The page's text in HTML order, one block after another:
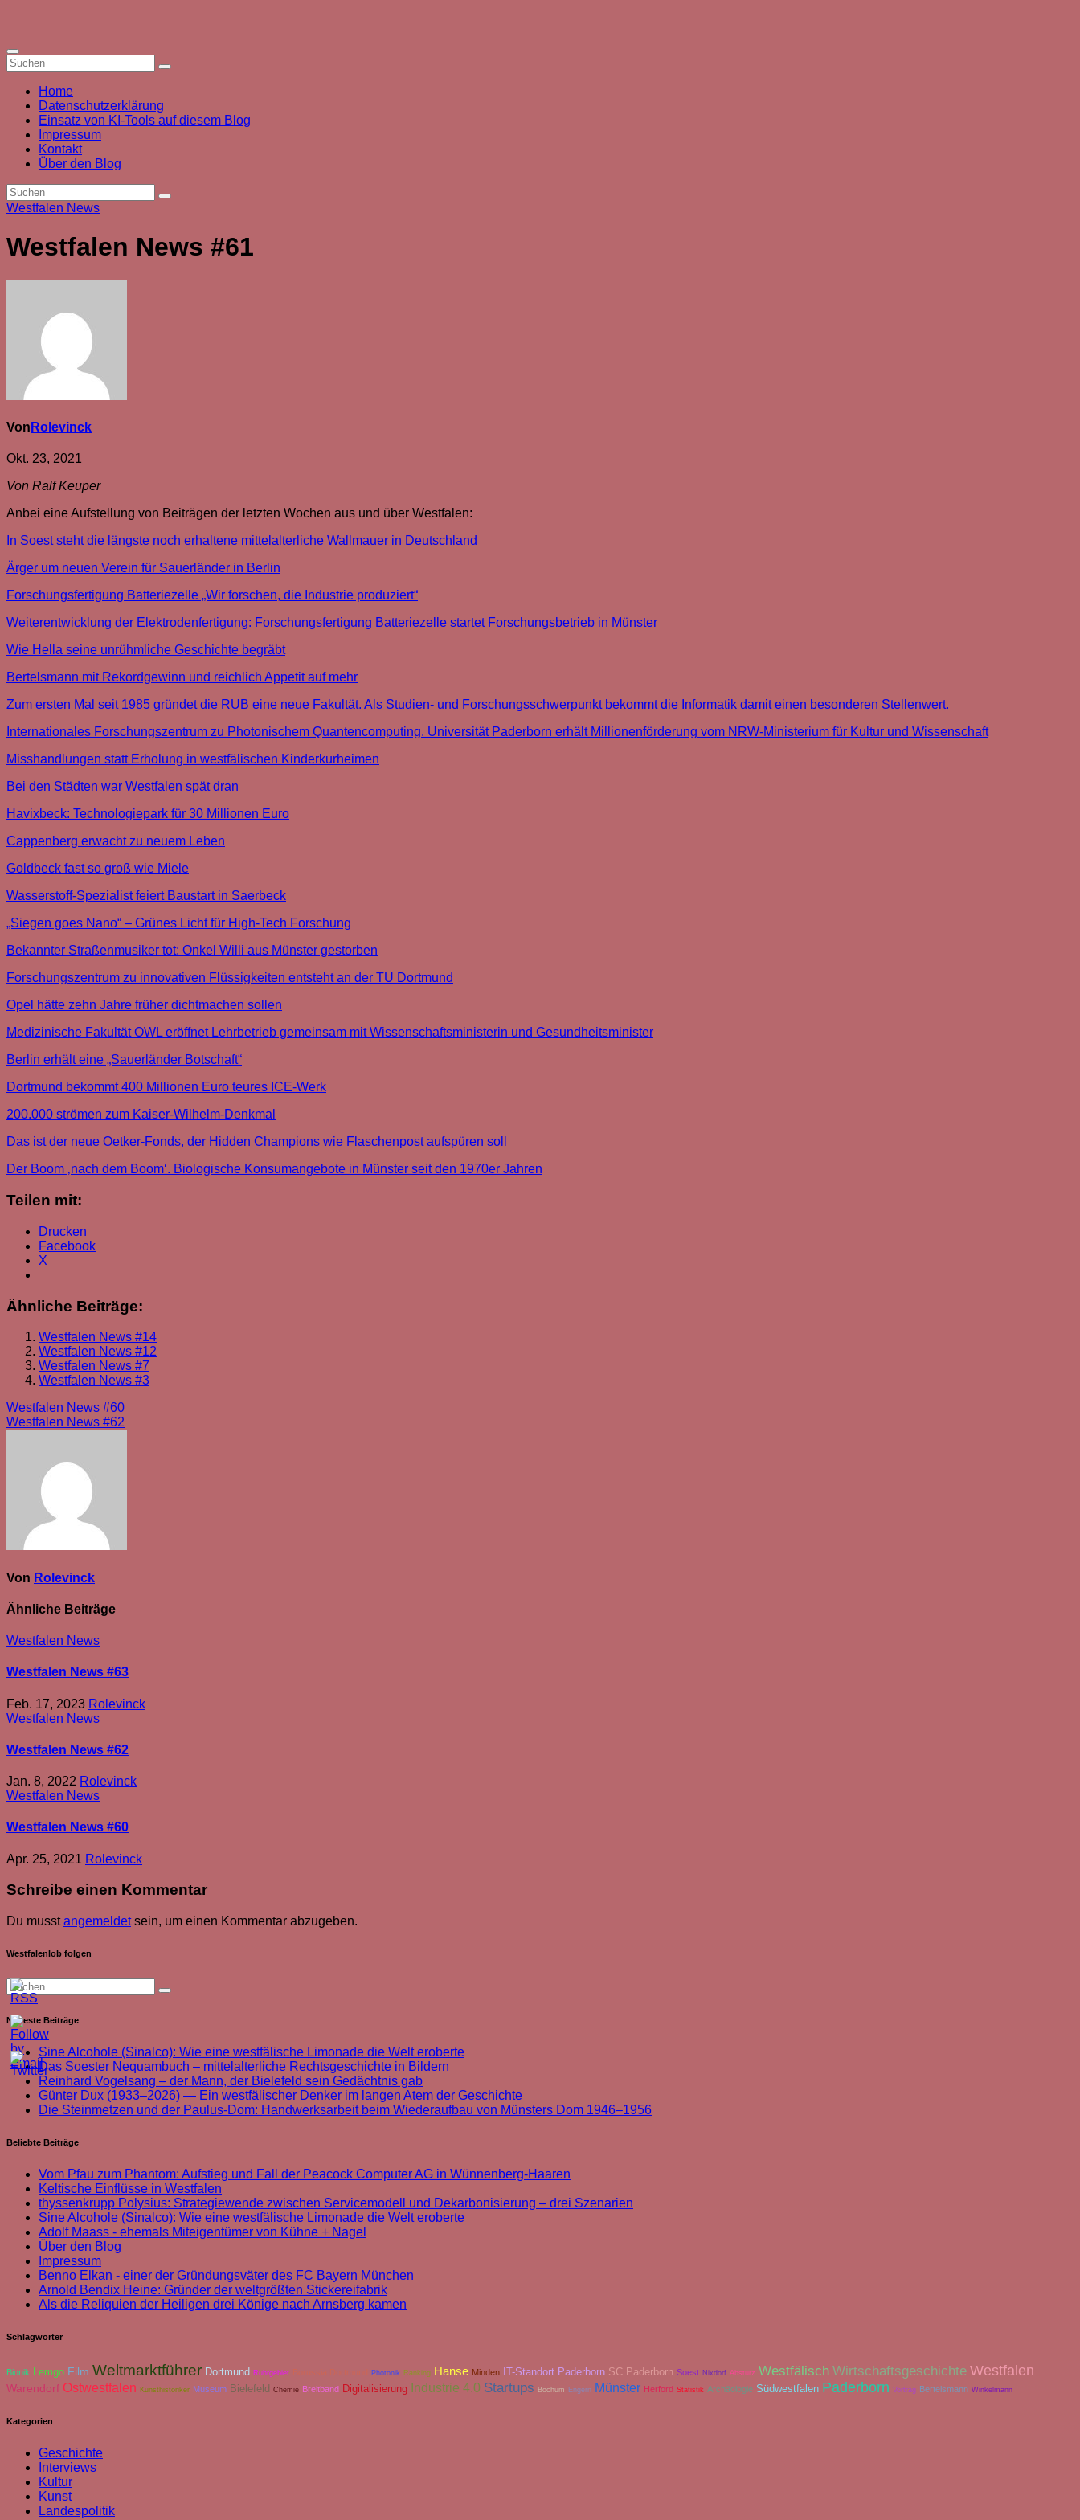
springen
Home
Datenschutzerklärung
Einsatz von KI-Tools auf diesem Blog
Impressum
Kontakt
Über den Blog
Westfalen News
Westfalen News #61
Von Rolevinck
Okt. 23, 2021
Von Ralf Keuper
Anbei eine Aufstellung von Beiträgen der letzten Wochen aus und über Westfalen:
In Soest steht die längste noch erhaltene mittelalterliche Wallmauer in Deutschland
Ärger um neuen Verein für Sauerländer in Berlin
Forschungsfertigung Batteriezelle „Wir forschen, die Industrie produziert“
Weiterentwicklung der Elektrodenfertigung: Forschungsfertigung Batteriezelle startet Forschungsbetrieb in Münster
Wie Hella seine unrühmliche Geschichte begräbt
Bertelsmann mit Rekordgewinn und reichlich Appetit auf mehr
Zum ersten Mal seit 1985 gründet die RUB eine neue Fakultät. Als Studien- und Forschungsschwerpunkt bekommt die Informatik damit einen besonderen Stellenwert.
Internationales Forschungszentrum zu Photonischem Quantencomputing. Universität Paderborn erhält Millionenförderung vom NRW-Ministerium für Kultur und Wissenschaft
Misshandlungen statt Erholung in westfälischen Kinderkurheimen
Bei den Städten war Westfalen spät dran
Havixbeck: Technologiepark für 30 Millionen Euro
Cappenberg erwacht zu neuem Leben
Goldbeck fast so groß wie Miele
Wasserstoff-Spezialist feiert Baustart in Saerbeck
„Siegen goes Nano“ – Grünes Licht für High-Tech Forschung
Bekannter Straßenmusiker tot: Onkel Willi aus Münster gestorben
For­schungs­zen­trum zu inno­va­ti­ven Flüs­sig­kei­ten ent­stehtan der TU Dort­mund
Opel hätte zehn Jahre früher dichtmachen sollen
Medizinische Fakultät OWL eröffnet Lehrbetrieb gemeinsam mit Wissenschaftsministerin und Gesundheitsminister
Berlin erhält eine „Sauerländer Botschaft“
Dortmund bekommt 400 Millionen Euro teures ICE-Werk
200.000 strömen zum Kaiser-Wilhelm-Denkmal
Das ist der neue Oetker-Fonds, der Hidden Champions wie Flaschenpost aufspüren soll
Der Boom ‚nach dem Boom‘. Biologische Konsumangebote in Münster seit den 1970er Jahren
Teilen mit:
Drucken
Facebook
X
Ähnliche Beiträge:
Westfalen News #14
Westfalen News #12
Westfalen News #7
Westfalen News #3
Beitragsnavigation
Westfalen News #60
Westfalen News #62
Von Rolevinck
Ähnliche Beiträge
Westfalen News
Westfalen News #63
Feb. 17, 2023 Rolevinck
Westfalen News
Westfalen News #62
Jan. 8, 2022 Rolevinck
Westfalen News
Westfalen News #60
Apr. 25, 2021 Rolevinck
Schreibe einen Kommentar
Du musstangemeldetsein, um einen Kommentar abzugeben.
Westfalenlob folgen
Neueste Beiträge
Sine Alcohole (Sinalco): Wie eine westfälische Limonade die Welt eroberte
Das Soester Nequambuch – mittelalterliche Rechtsgeschichte in Bildern
Reinhard Vogelsang – der Mann, der Bielefeld sein Gedächtnis gab
Günter Dux (1933–2026) — Ein westfälischer Denker im langen Atem der Geschichte
Die Steinmetzen und der Paulus-Dom: Handwerksarbeit beim Wiederaufbau von Münsters Dom 1946–1956
Beliebte Beiträge
Vom Pfau zum Phantom: Aufstieg und Fall der Peacock Computer AG in Wünnenberg-Haaren
Keltische Einflüsse in Westfalen
thyssenkrupp Polysius: Strategiewende zwischen Servicemodell und Dekarbonisierung – drei Szenarien
Sine Alcohole (Sinalco): Wie eine westfälische Limonade die Welt eroberte
Adolf Maass - ehemals Miteigentümer von Kühne + Nagel
Über den Blog
Impressum
Benno Elkan - einer der Gründungsväter des FC Bayern München
Arnold Bendix Heine: Gründer der weltgrößten Stickereifabrik
Als die Reliquien der Heiligen drei Könige nach Arnsberg kamen
Schlagwörter
Bionik Lemgo Film Weltmarktführer Dortmund Ruhrgebiet Borussia Dortmund Photonik Ranking Hanse Minden IT-Standort Paderborn SC Paderborn Soest Nixdorf Absturz Westfälisch Wirtschaftsgeschichte Westfalen
Warendorf Ostwestfalen Kunsthistoriker Museum Bielefeld Chemie Breitband Digitalisierung Industrie 4.0 Startups Bochum Engern Münster Herford Statistik Archäologie Südwestfalen Paderborn Vortrag Bertelsmann Winkelmann
Kategorien
Geschichte
Interviews
Kultur
Kunst
Landespolitik